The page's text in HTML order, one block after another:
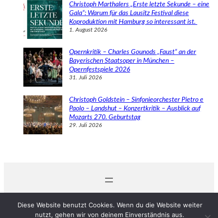
Christoph Marthalers „Erste letzte Sekunde – eine
Gala“: Warum für das Lausitz Festival diese
Koproduktion mit Hamburg so interessant ist.
1. August 2026
Opernkritik – Charles Gounods „Faust“ an der
Bayerischen Staatsoper in München –
Opernfestspiele 2026
31. Juli 2026
Christoph Goldstein – Sinfonieorchester Pietro e
Paolo – Landshut – Konzertkritik – Ausblick auf
Mozarts 270. Geburtstag
29. Juli 2026
Diese Website benutzt Cookies. Wenn du die Website weiter
nutzt, gehen wir von deinem Einverständnis aus.